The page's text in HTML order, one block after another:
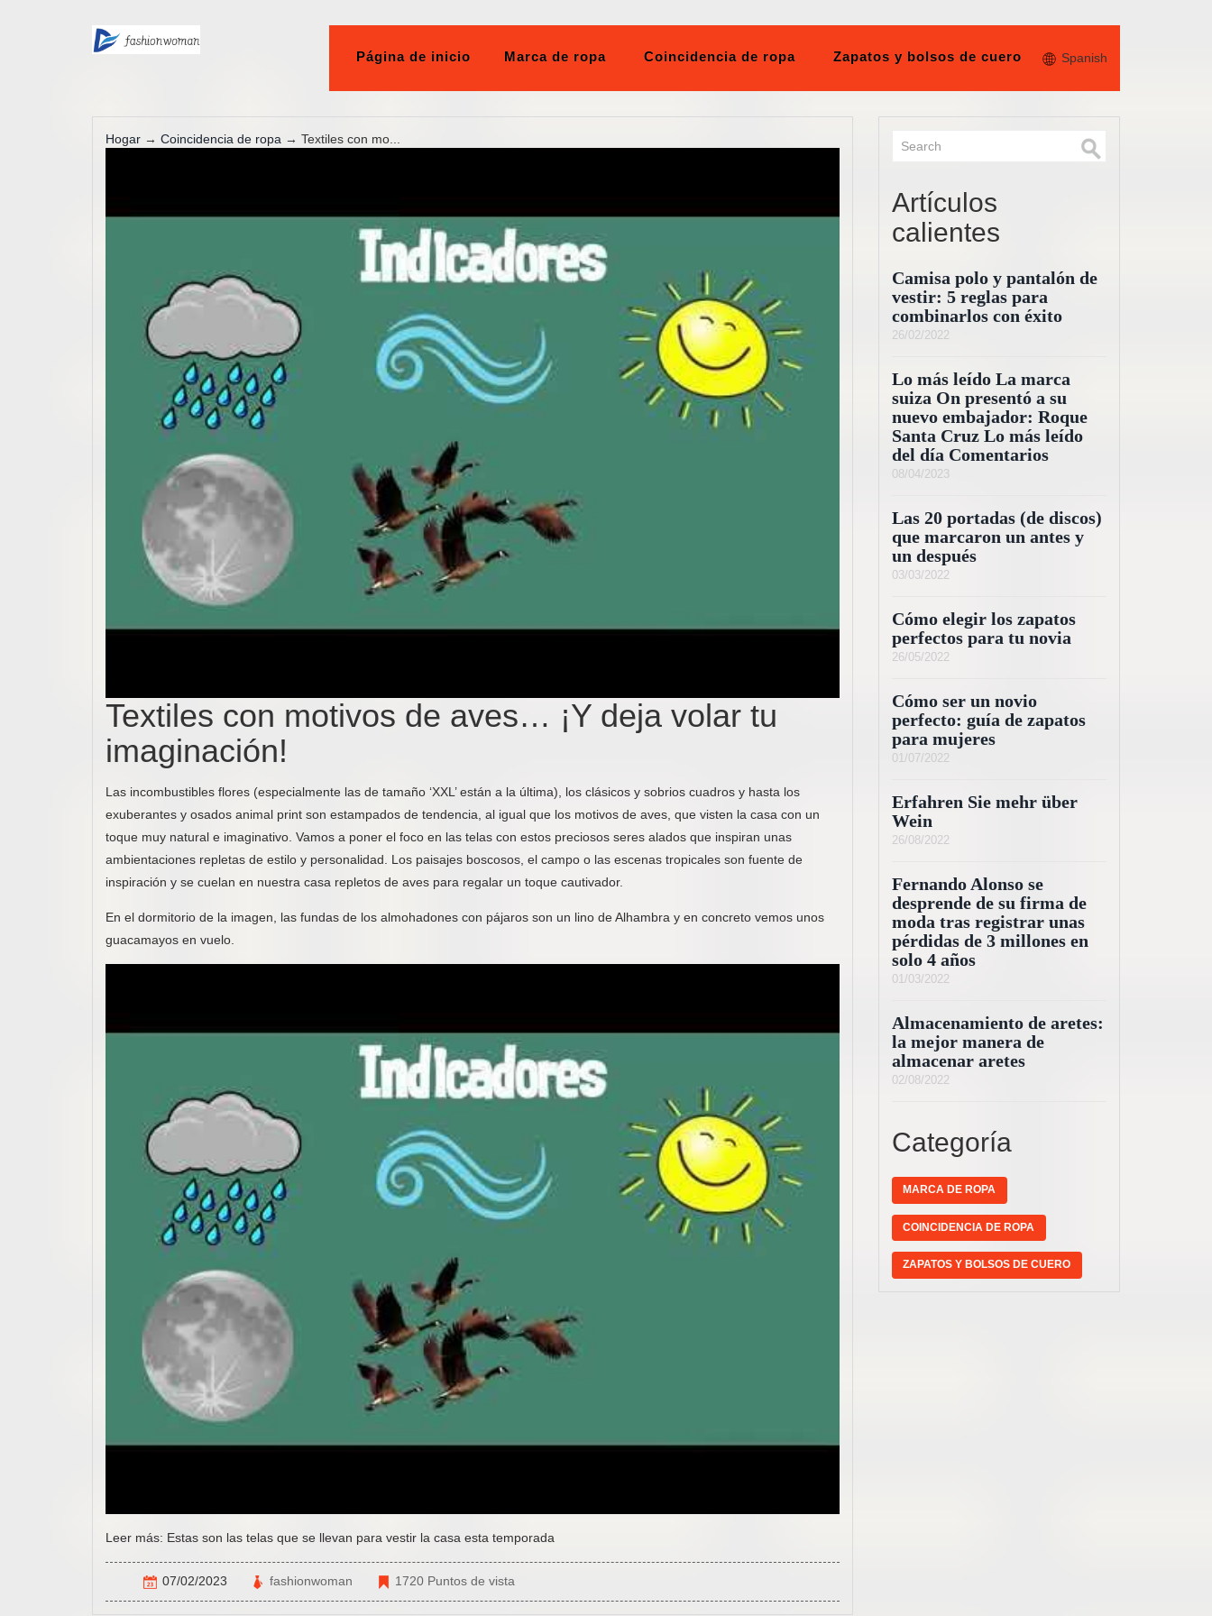
Página de inicio Marca de ropa Coincidencia de ropa Zapatos y bolsos de cuero Spanish
Hogar → Coincidencia de ropa → Textiles con mo...
Textiles con motivos de aves… ¡Y deja volar tu
imaginación!
Las incombustibles flores (especialmente las de tamaño ‘XXL’ están a la última), los clásicos y sobrios cuadros y hasta los
exuberantes y osados animal print son estampados de tendencia, al igual que los motivos de aves, que visten la casa con un
toque muy natural e imaginativo. Vamos a poner el foco en las telas con estos preciosos seres alados que inspiran unas
ambientaciones repletas de estilo y personalidad. Los paisajes boscosos, el campo o las escenas tropicales son fuente de
inspiración y se cuelan en nuestra casa repletos de aves para regalar un toque cautivador.
En el dormitorio de la imagen, las fundas de los almohadones con pájaros son un lino de Alhambra y en concreto vemos unos
guacamayos en vuelo.
Leer más: Estas son las telas que se llevan para vestir la casa esta temporada
07/02/2023 fashionwoman 1720 Puntos de vista
Artículos
calientes
Camisa polo y pantalón de
vestir: 5 reglas para
combinarlos con éxito
26/02/2022
Lo más leído La marca
suiza On presentó a su
nuevo embajador: Roque
Santa Cruz Lo más leído
del día Comentarios
08/04/2023
Las 20 portadas (de discos)
que marcaron un antes y
un después
03/03/2022
Cómo elegir los zapatos
perfectos para tu novia
26/05/2022
Cómo ser un novio
perfecto: guía de zapatos
para mujeres
01/07/2022
Erfahren Sie mehr über
Wein
26/08/2022
Fernando Alonso se
desprende de su firma de
moda tras registrar unas
pérdidas de 3 millones en
solo 4 años
01/03/2022
Almacenamiento de aretes:
la mejor manera de
almacenar aretes
02/08/2022
Categoría
MARCA DE ROPA
COINCIDENCIA DE ROPA
ZAPATOS Y BOLSOS DE CUERO